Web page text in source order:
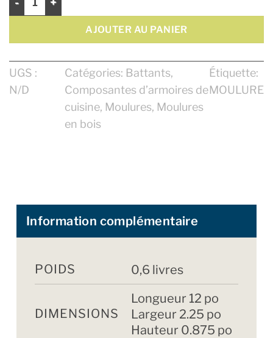
AJOUTER AU PANIER
UGS :
N/D
Catégories: Battants,
Composantes d’armoires de
cuisine, Moulures, Moulures
en bois
Étiquette:
MOULURE
Information complémentaire
POIDS 0,6 livres
DIMENSIONS
Longueur 12 po
Largeur 2.25 po
Hauteur 0.875 po